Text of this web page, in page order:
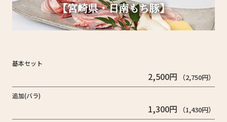
【宮崎県・日南もち豚】
基本セット
2,500円 （2,750円）
追加(バラ)
1,300円 （1,430円）